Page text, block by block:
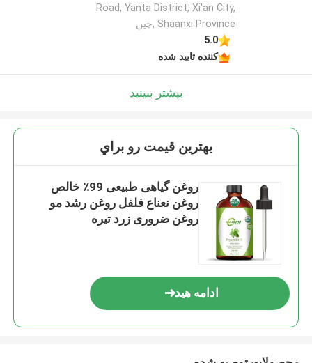
Road, Yanta District, Xi'an City,
Shaanxi Province ,چین
5.0
کننده تایید شده
بیشتر ببینید
بهترين قيمت رو براي
روغن گیاهی طبیعی 99٪ خالص
روغن نعناع فلفل روغن رشد مو
روغن ضروری زرد تیره
ادامه هید